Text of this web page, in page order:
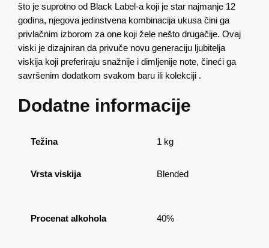
što je suprotno od Black Label-a koji je star najmanje 12
godina, njegova jedinstvena kombinacija ukusa čini ga
privlačnim izborom za one koji žele nešto drugačije. Ovaj
viski je dizajniran da privuče novu generaciju ljubitelja
viskija koji preferiraju snažnije i dimljenije note, čineći ga
savršenim dodatkom svakom baru ili kolekciji​ ​.
Dodatne informacije
Težina 1 kg
Vrsta viskija Blended
Procenat alkohola 40%